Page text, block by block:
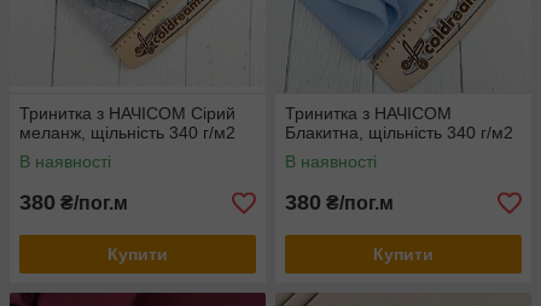
Тринитка з НАЧІСОМ Сірий
меланж, щільність 340 г/м2
В наявності
380 ₴/пог.м
Купити
Тринитка з НАЧІСОМ
Блакитна, щільність 340 г/м2
В наявності
380 ₴/пог.м
Купити